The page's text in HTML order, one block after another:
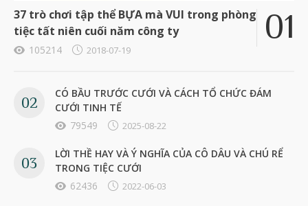
37 trò chơi tập thể BỰA mà VUI trong phòng
tiệc tất niên cuối năm công ty
105214 2018-07-19
CÓ BẦU TRƯỚC CƯỚI VÀ CÁCH TỔ CHỨC ĐÁM
CƯỚI TINH TẾ
79549
2025-08-22
LỜI THỀ HAY VÀ Ý NGHĨA CỦA CÔ DÂU VÀ CHÚ RỂ
TRONG TIỆC CƯỚI
62436
2022-06-03